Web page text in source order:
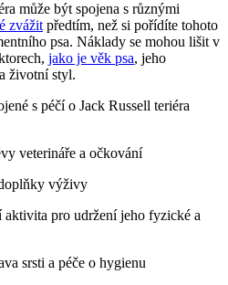
může být spojena s různými
zvážit předtím, než si pořídíte tohoto
psa. Náklady se mohou lišit v
jako je věk psa, jeho
životní styl.
s péčí o Jack Russell teriéra
veterináře a očkování
výživy
aktivita pro udržení jeho fyzické a
srsti a péče o hygienu